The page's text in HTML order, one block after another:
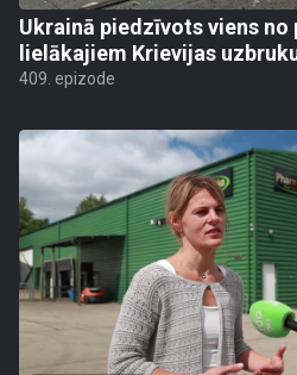
Ukrainā piedzīvots viens no
lielākajiem Krievijas
409. epizode